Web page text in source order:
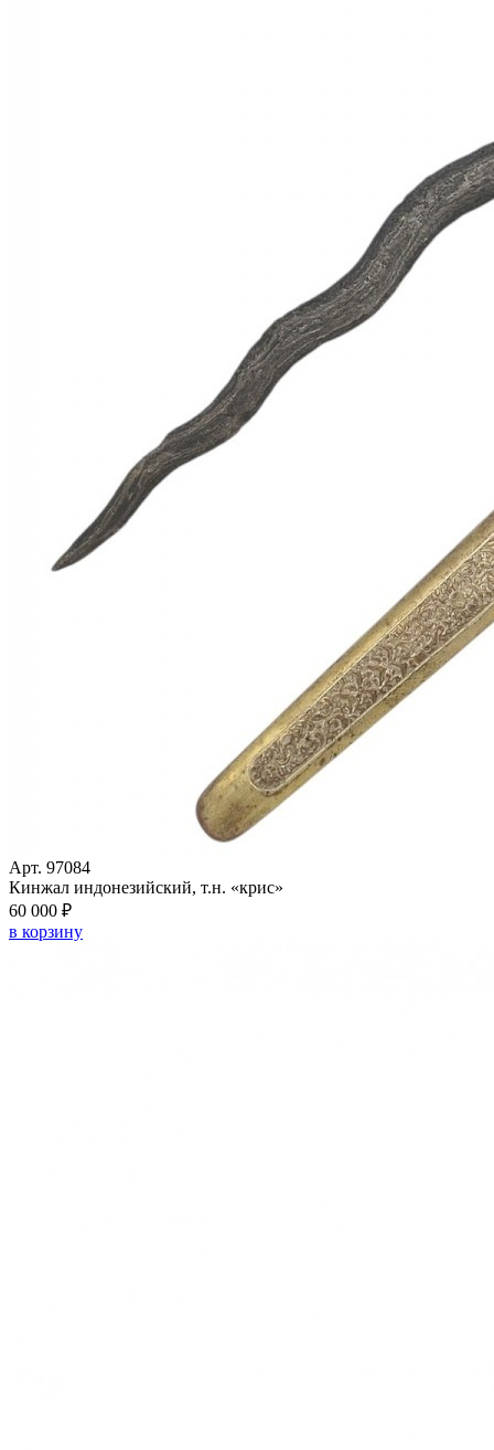
Арт. 97084
Кинжал индонезийский, т.н. «крис»
60 000 ₽
в корзину